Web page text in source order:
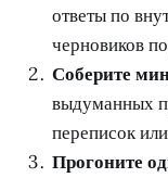
ответы по
черновиков
Соберите
выдуманных
переписок
Прогоните